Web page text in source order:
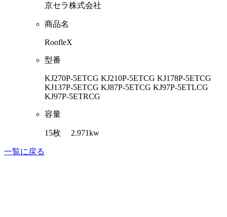
京セラ株式会社
商品名
RoofleX
型番
KJ270P-5ETCG KJ210P-5ETCG KJ178P-5ETCG
KJ137P-5ETCG KJ87P-5ETCG KJ97P-5ETLCG
KJ97P-5ETRCG
容量
15枚 2.971kw
一覧に戻る